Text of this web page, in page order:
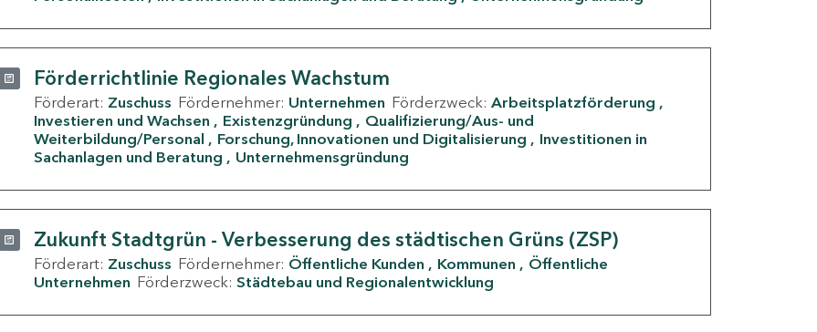
Förderrichtlinie Regionales Wachstum
Förderart: Zuschuss Fördernehmer: Unternehmen Förderzweck: Arbeitsplatzförderung
Investieren und Wachsen
Existenzgründung
Qualifizierung/Aus- und
Weiterbildung/Personal
Forschung, Innovationen und Digitalisierung
Investitionen in
Sachanlagen und Beratung
Unternehmensgründung
Zukunft Stadtgrün - Verbesserung des städtischen Grüns (ZSP)
Förderart: Zuschuss Fördernehmer: Öffentliche Kunden Kommunen
Öffentliche
Unternehmen Förderzweck: Städtebau und Regionalentwicklung